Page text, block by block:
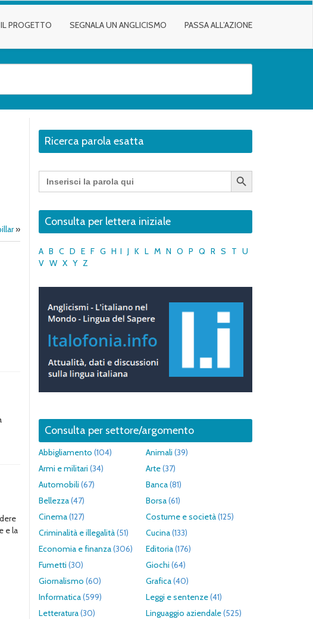
IL PROGETTO SEGNALA UN ANGLICISMO PASSA ALL’AZIONE
»
e la
Ricerca parola esatta
Search
for:
Search Button
Consulta per lettera iniziale
A B C D E F G H I J K L M N O P Q R S T U
V W X Y Z
Consulta per settore/argomento
Abbigliamento (104) Animali (39)
Armi e militari (34) Arte(37)
Automobili (67) Banca(81)
Bellezza(47) Borsa(61)
Cinema(127) Costume e società(125)
Criminalità e illegalità(51) Cucina(133)
Economia e finanza(306) Editoria(176)
Fumetti (30) Giochi (64)
Giornalismo (60) Grafica(40)
Informatica(599) Leggi e sentenze(41)
Letteratura(30) Linguaggio aziendale(525)